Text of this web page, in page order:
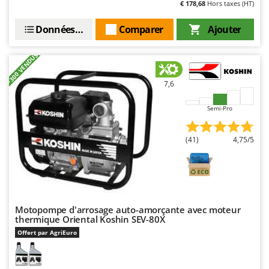
Shark
Simatech
Sirman
Skil
Smartwood
Smeg
Snapper
Solidur
Spice Electronics
Spiralmac
Spring Protezione
Spyro
Stanley
€ 178,68 Hors taxes (HT)
Ajouter
Comparer
Données techniques
+300 VENDUS 7,6
Semi-Pro
(41) 4,75/5
Motopompe d'arrosage auto-amorçante avec moteur
thermique Oriental Koshin SEV-80X
Offert par AgriEuro